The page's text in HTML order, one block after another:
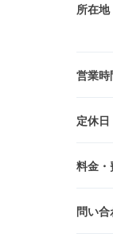
所在地
営業時
定休日
料金・
問い